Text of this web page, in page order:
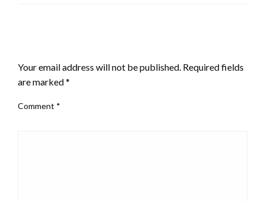
Your email address will not be published. Required fields
are marked*
Comment *